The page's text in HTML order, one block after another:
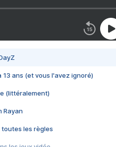
13 ans (et vous l'avez ignoré)
(littéralement)
Rayan
toutes les règles